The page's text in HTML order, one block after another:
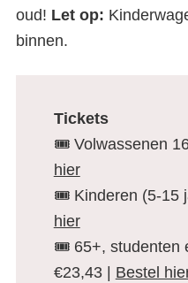
oud! Let op:
binnen.
Tickets
🎟️ Volwassenen
hier
🎟️ Kinderen (5-15
hier
🎟️ 65+, studenten
€23,43 | Bestel